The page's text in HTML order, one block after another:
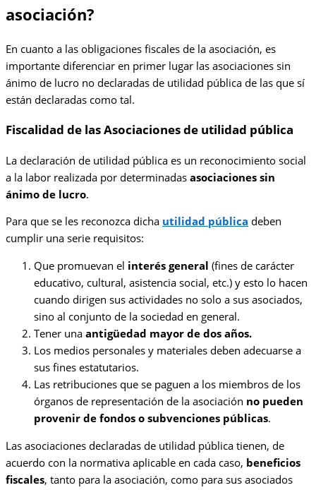
asociación?
En cuanto a las obligaciones fiscales de la asociación, es
importante diferenciar en primer lugar las asociaciones sin
ánimo de lucro no declaradas de utilidad pública de las que sí
están declaradas como tal.
Fiscalidad de las Asociaciones de utilidad pública
La declaración de utilidad pública es un reconocimiento social
a la labor realizada por determinadas asociaciones sin
ánimo de lucro.
Para que se les reconozca dicha utilidad pública deben
cumplir una serie requisitos:
Que promuevan el interés general (fines de carácter
educativo, cultural, asistencia social, etc.) y esto lo hacen
cuando dirigen sus actividades no solo a sus asociados,
sino al conjunto de la sociedad en general.
Tener una antigüedad mayor de dos años.
Los medios personales y materiales deben adecuarse a
sus fines estatutarios.
Las retribuciones que se paguen a los miembros de los
órganos de representación de la asociación no pueden
provenir de fondos o subvenciones públicas.
Las asociaciones declaradas de utilidad pública tienen, de
acuerdo con la normativa aplicable en cada caso, beneficios
fiscales, tanto para la asociación, como para sus asociados